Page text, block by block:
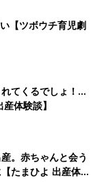
【ツボウチ育児劇
てくるでしょ！…
体験談】
。赤ちゃんと会う
たまひよ 出産体